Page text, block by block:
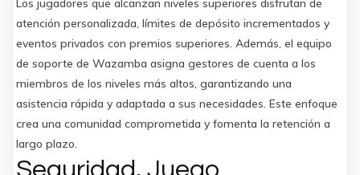
Los jugadores que alcanzan niveles superiores disfrutan de
atención personalizada, límites de depósito incrementados y
eventos privados con premios superiores. Además, el equipo
de soporte de Wazamba asigna gestores de cuenta a los
miembros de los niveles más altos, garantizando una
asistencia rápida y adaptada a sus necesidades. Este enfoque
crea una comunidad comprometida y fomenta la retención a
largo plazo.